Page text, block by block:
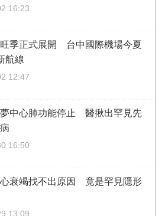
16:23
季正式展開 台中國際機場今夏
航線
12:47
中心肺功能停止 醫揪出罕見先
16:50
衰竭找不出原因 竟是罕見隱形
13:09